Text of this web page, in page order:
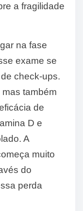
a fragilidade
na fase
exame se
check-ups.
também
de
D e
A
muito
do
perda